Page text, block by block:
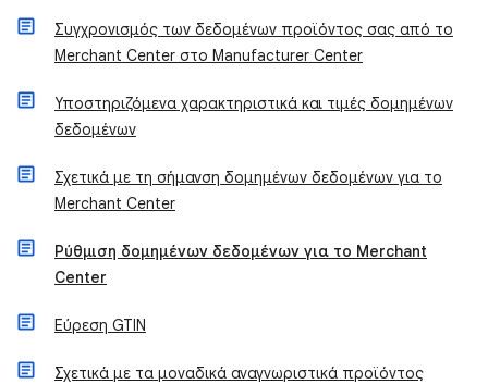
Συγχρονισμός των δεδομένων προϊόντος σας από το
Merchant Center στο Manufacturer Center
Υποστηριζόμενα χαρακτηριστικά και τιμές δομημένων
δεδομένων
Σχετικά με τη σήμανση δομημένων δεδομένων για το
Merchant Center
Ρύθμιση δομημένων δεδομένων για το Merchant
Center
Εύρεση GTIN
Σχετικά με τα μοναδικά αναγνωριστικά προϊόντος